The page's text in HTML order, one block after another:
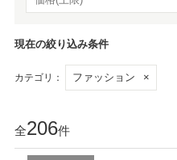
現在の絞り込み条件
カテゴリ： ファッション ×
全206件